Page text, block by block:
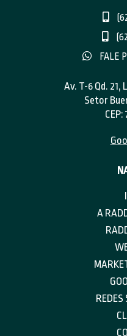
FALE
Av. T-6 Qd. 21,
Setor
A
REDES